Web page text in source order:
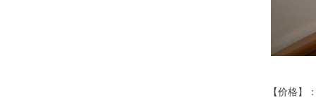
【价格】